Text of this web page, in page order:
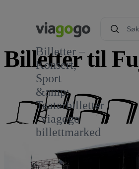
Billetter –
Konsert,
Sport
&amp;
Teaterbilletter
| viagogo
billettmarked
Billetter til
14